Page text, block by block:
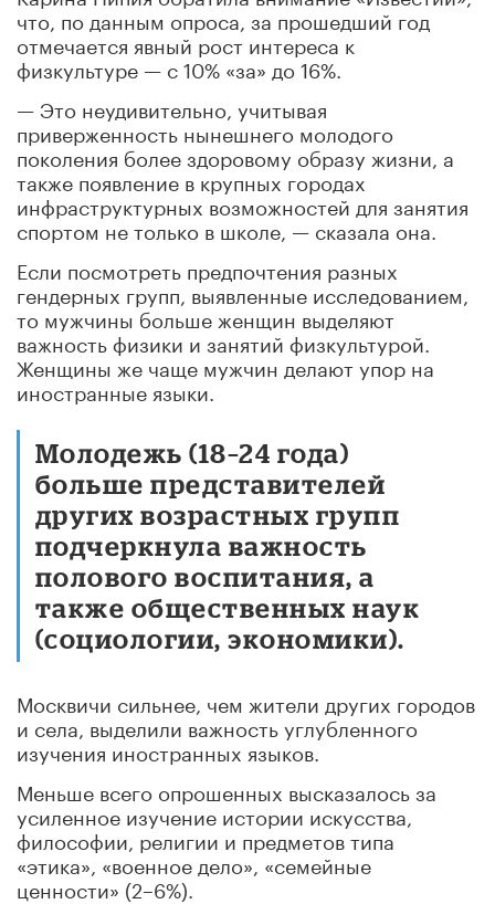
что, по данным опроса, за прошедший год
отмечается явный рост интереса к
физкультуре — с 10% «за» до 16%.
— Это неудивительно, учитывая
приверженность нынешнего молодого
поколения более здоровому образу жизни, а
также появление в крупных городах
инфраструктурных возможностей для занятия
спортом не только в школе, — сказала она.
Если посмотреть предпочтения разных
гендерных групп, выявленные исследованием,
то мужчины больше женщин выделяют
важность физики и занятий физкультурой.
Женщины же чаще мужчин делают упор на
иностранные языки.
Молодежь (18–24 года)
больше представителей
других возрастных групп
подчеркнула важность
полового воспитания, а
также общественных наук
(социологии, экономики).
Москвичи сильнее, чем жители других городов
и села, выделили важность углубленного
изучения иностранных языков.
Меньше всего опрошенных высказалось за
усиленное изучение истории искусства,
философии, религии и предметов типа
«этика», «военное дело», «семейные
ценности» (2–6%).